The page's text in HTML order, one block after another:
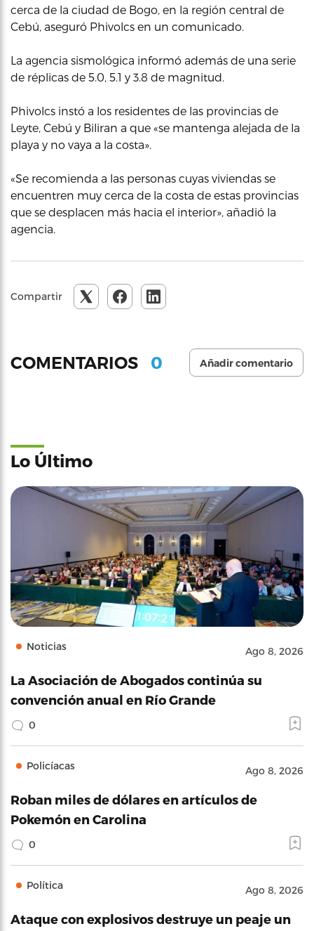
cerca de la ciudad de Bogo, en la región central de
Cebú, aseguró Phivolcs en un comunicado.
La agencia sismológica informó además de una serie
de réplicas de 5.0, 5.1 y 3.8 de magnitud.
Phivolcs instó a los residentes de las provincias de
Leyte, Cebú y Biliran a que «se mantenga alejada de la
playa y no vaya a la costa».
«Se recomienda a las personas cuyas viviendas se
encuentren muy cerca de la costa de estas provincias
que se desplacen más hacia el interior», añadió la
agencia.
Compartir
COMENTARIOS 0 Añadir comentario
Lo Último
Noticias Ago 8, 2026
La Asociación de Abogados continúa su
convención anual en Río Grande
0
Policíacas Ago 8, 2026
Roban miles de dólares en artículos de
Pokemón en Carolina
0
Política Ago 8, 2026
Ataque con explosivos destruye un peaje un